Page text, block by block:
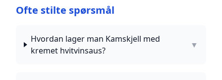
Ofte stilte spørsmål
Hvordan lager man Kamskjell med
kremet hvitvinsaus?
▼